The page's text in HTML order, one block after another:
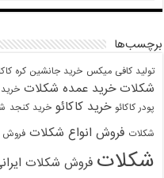
برچسب‌ها
تولید کافی میکس خرید جانشین کره
شکلات خرید عمده شکلات
پودر کاکائو خرید کاکائو خرید کنجد
شکلات فروش انواع شکلات فروش
شکلات فروش شکلات